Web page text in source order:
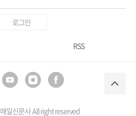
로그인
RSS
매일신문사All right reserved